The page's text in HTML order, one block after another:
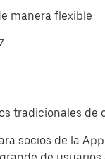
manera flexible
tradicionales de
socios de la